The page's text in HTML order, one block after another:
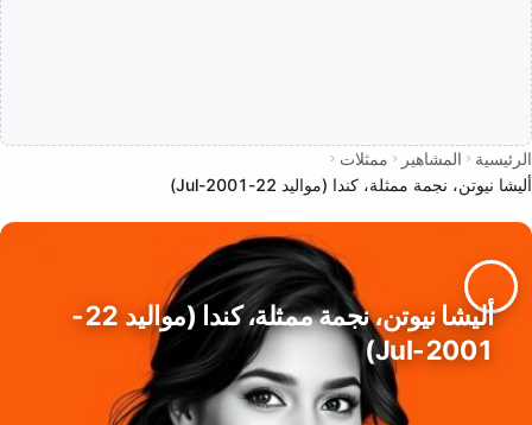
الرئيسية المشاهير
ممثلات
أليشا نيوتن، نجمة ممثلة، كندا (مواليد 22-Jul-2001)
أليشا نيوتن، نجمة ممثلة، كندا (مواليد 22-
Jul-2001)